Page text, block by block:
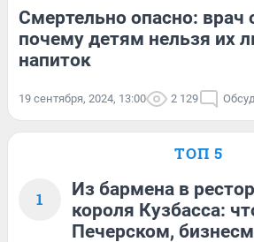
Смертельно опасно: врач
почему детям нельзя их
напиток
19 сентября, 2024, 13:00 2 129
ТОП 5
1
Из бармена в
короля Кузбасса:
Печерском,